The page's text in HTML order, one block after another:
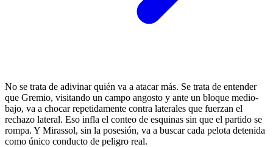
No se trata de adivinar quién va a atacar más. Se trata de entender
que Gremio, visitando un campo angosto y ante un bloque medio-
bajo, va a chocar repetidamente contra laterales que fuerzan el
rechazo lateral. Eso infla el conteo de esquinas sin que el partido se
rompa. Y Mirassol, sin la posesión, va a buscar cada pelota detenida
como único conducto de peligro real.